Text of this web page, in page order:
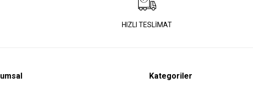
HIZLI TESLİMAT
Kategoriler